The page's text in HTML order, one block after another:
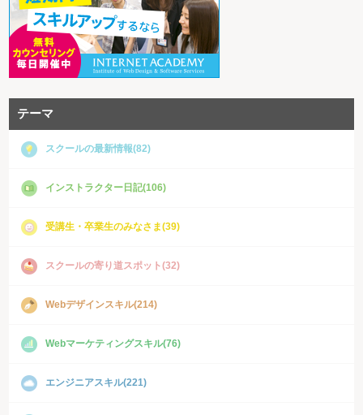
テーマ
スクールの最新情報(82)
インストラクター日記(106)
受講生・卒業生のみなさま(39)
スクールの寄り道スポット(32)
Webデザインスキル(214)
Webマーケティングスキル(76)
エンジニアスキル(221)